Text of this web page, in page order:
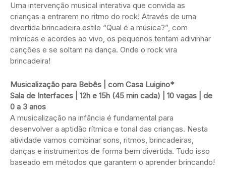
Uma intervenção musical interativa que convida as
crianças a entrarem no ritmo do rock! Através de uma
divertida brincadeira estilo “Qual é a música?”, com
mímicas e acordes ao vivo, os pequenos tentam adivinhar
canções e se soltam na dança. Onde o rock vira
brincadeira!
Musicalização para Bebês | com Casa Luigino*
Sala de Interfaces | 12h e 15h (45 min cada) | 10 vagas | de
0 a 3 anos
A musicalização na infância é fundamental para
desenvolver a aptidão rítmica e tonal das crianças. Nesta
atividade vamos combinar sons, ritmos, brincadeiras,
danças e instrumentos de forma bem divertida. Tudo isso
baseado em métodos que garantem o aprender brincando!